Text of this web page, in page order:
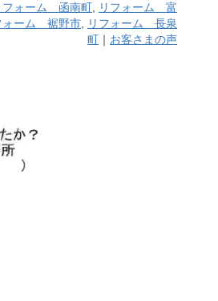
フォーム 函南町
リフォーム 富
ォーム 裾野市
リフォーム 長泉
町 ｜ お客さまの声